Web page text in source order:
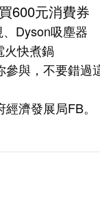
600元消費券
Dyson吸塵器
火快煮鍋
與，不要錯過
濟發展局FB。